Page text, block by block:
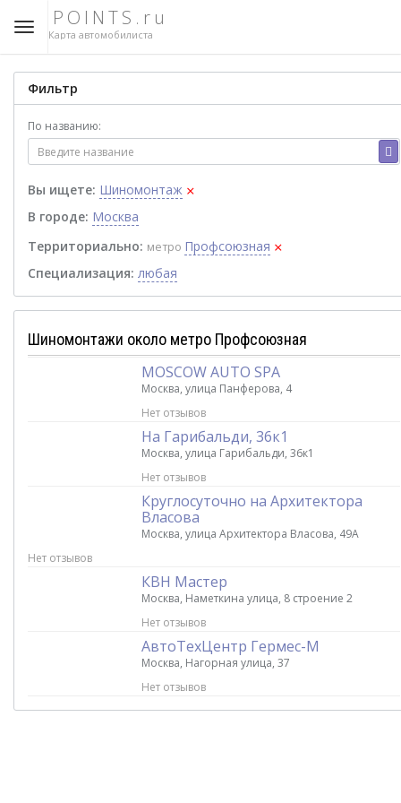
POINTS.ru
Карта автомобилиста
Фильтр
По названию:
Вы ищете: Шиномонтаж ×
В городе: Москва
Территориально: метро Профсоюзная ×
Специализация: любая
Шиномонтажи около метро Профсоюзная
MOSCOW AUTO SPA
Москва, улица Панферова, 4
Нет отзывов
На Гарибальди, 36к1
Москва, улица Гарибальди, 36к1
Нет отзывов
Круглосуточно на Архитектора
Власова
Москва, улица Архитектора Власова, 49А
Нет отзывов
КВН Мастер
Москва, Наметкина улица, 8 строение 2
Нет отзывов
АвтоТехЦентр Гермес-М
Москва, Нагорная улица, 37
Нет отзывов